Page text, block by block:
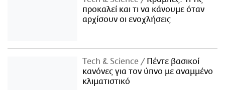
προκαλεί και τι να κάνουμε όταν
αρχίσουν οι ενοχλήσεις
Τech & Science
Πέντε βασικοί
κανόνες για τον ύπνο με αναμμένο
κλιματιστικό